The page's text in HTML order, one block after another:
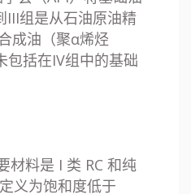
III组是从石油原油精
成油（聚α烯烃
包括在IV组中的基础
材料是 I 类 RC 和纯
义为饱和度低于